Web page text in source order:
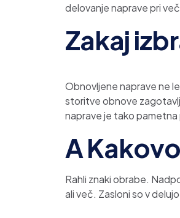
delovanje naprave pri
Zakaj
Obnovljene naprave ne
storitve obnove
naprave je tako
A
Rahli znaki obrabe.
ali več. Zasloni so v